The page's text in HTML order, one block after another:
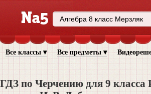
Все классы ▾ Все предметы ▾
ГДЗ по Черчению для 9 класса